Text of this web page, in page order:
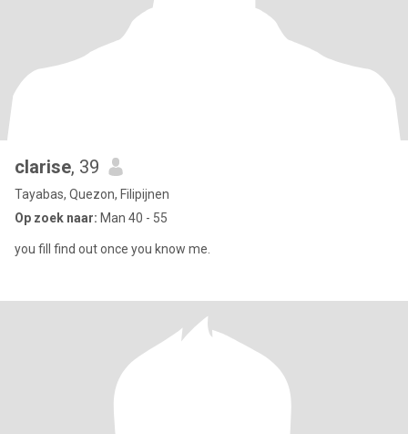
clarise, 39
Tayabas, Quezon, Filipijnen
Op zoek naar: Man 40 - 55
you fill find out once you know me.